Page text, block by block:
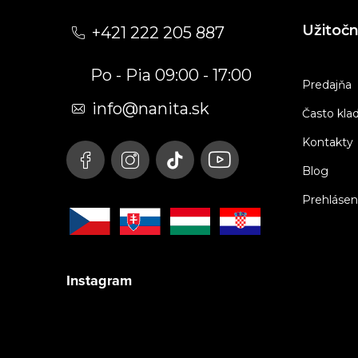
+421 222 205 887
Po - Pia 09:00 - 17:00
info@nanita.sk
Predajňa
Často
Kontakty
Blog
Instagram